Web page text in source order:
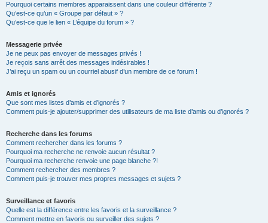
Pourquoi certains membres apparaissent dans une couleur différente ?
Qu’est-ce qu’un « Groupe par défaut » ?
Qu’est-ce que le lien « L’équipe du forum » ?
Messagerie privée
Je ne peux pas envoyer de messages privés !
Je reçois sans arrêt des messages indésirables !
J’ai reçu un spam ou un courriel abusif d’un membre de ce forum !
Amis et ignorés
Que sont mes listes d’amis et d’ignorés ?
Comment puis-je ajouter/supprimer des utilisateurs de ma liste d’amis ou d’ignorés ?
Recherche dans les forums
Comment rechercher dans les forums ?
Pourquoi ma recherche ne renvoie aucun résultat ?
Pourquoi ma recherche renvoie une page blanche ?!
Comment rechercher des membres ?
Comment puis-je trouver mes propres messages et sujets ?
Surveillance et favoris
Quelle est la différence entre les favoris et la surveillance ?
Comment mettre en favoris ou surveiller des sujets ?